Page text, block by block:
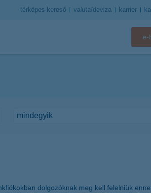
térképes kereső valuta/deviza karrier
e-
dolgozóknak meg kell felelniük